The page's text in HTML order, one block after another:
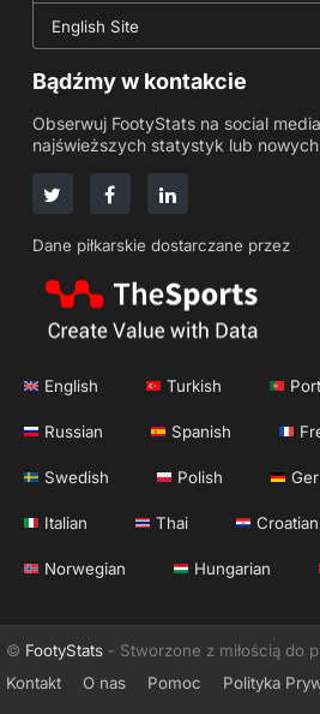
English Site
Bądźmy w kontakcie
Obserwuj FootyStats na social
najświeższych statystyk lub
Dane piłkarskie dostarczane przez
English Turkish
Russian Spanish
Swedish Polish
Italian Thai Croatian
Norwegian Hungarian
© FootyStats - Stworzone z miłością do
Kontakt
O nas Pomoc Polityka